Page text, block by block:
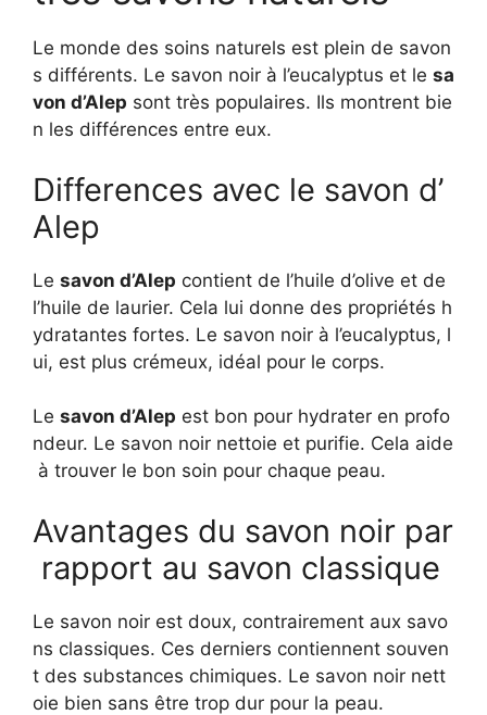
Le monde des soins naturels est plein de savon
s différents. Le savon noir à l’eucalyptus et le sa
von d’Alep sont très populaires. Ils montrent bie
n les différences entre eux.
Differences avec le savon d’
Alep
Le savon d’Alep contient de l’huile d’olive et de
l’huile de laurier. Cela lui donne des propriétés h
ydratantes fortes. Le savon noir à l’eucalyptus, l
ui, est plus crémeux, idéal pour le corps.
Le savon d’Alep est bon pour hydrater en profo
ndeur. Le savon noir nettoie et purifie. Cela aide
à trouver le bon soin pour chaque peau.
Avantages du savon noir par
rapport au savon classique
Le savon noir est doux, contrairement aux savo
ns classiques. Ces derniers contiennent souven
t des substances chimiques. Le savon noir nett
oie bien sans être trop dur pour la peau.